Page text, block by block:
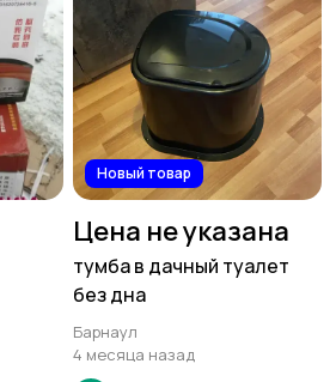
Новый товар
Цена не указана
тумба в дачный туалет
без дна
Барнаул
4 месяца назад